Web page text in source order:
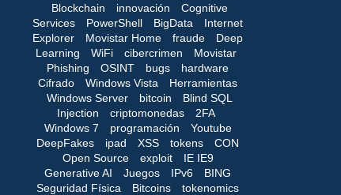
Blockchain innovación
Cognitive
Services
PowerShell BigData
Internet
Explorer
Movistar Home fraude
Deep
Learning
WiFi cibercrimen
Movistar
Phishing
OSINT bugs
hardware
Cifrado
Windows Vista
Herramientas
Windows Server
bitcoin
Blind SQL
Injection
criptomonedas
2FA
Windows 7
programación
Youtube
DeepFakes
ipad XSS tokens
CON
Open Source
exploit
IE IE9
Generative AI
Juegos IPv6
BING
Seguridad Física
Bitcoins
tokenomics